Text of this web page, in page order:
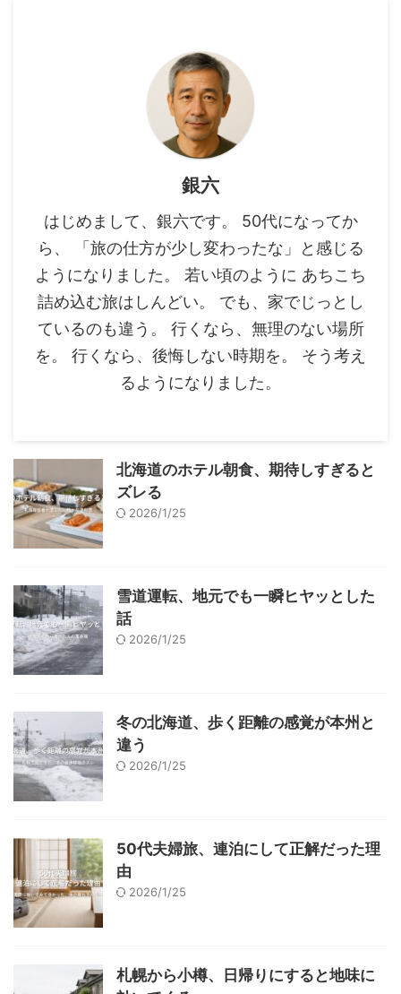
銀六
はじめまして、銀六です。 50代になってか
ら、 「旅の仕方が少し変わったな」と感じる
ようになりました。 若い頃のように あちこち
詰め込む旅はしんどい。 でも、家でじっとし
ているのも違う。 行くなら、無理のない場所
を。 行くなら、後悔しない時期を。 そう考え
るようになりました。
北海道のホテル朝食、期待しすぎると
ズレる
2026/1/25
雪道運転、地元でも一瞬ヒヤッとした
話
2026/1/25
冬の北海道、歩く距離の感覚が本州と
違う
2026/1/25
50代夫婦旅、連泊にして正解だった理
由
2026/1/25
札幌から小樽、日帰りにすると地味に